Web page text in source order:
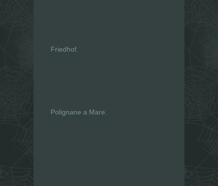
Friedhof.
Polignane a Mare.